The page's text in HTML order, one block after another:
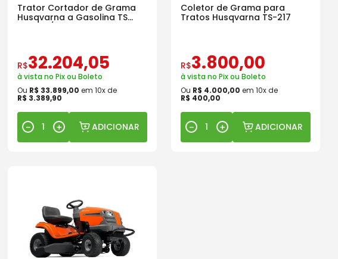
Trator Cortador de Grama
Husqvarna a Gasolina TS
R$32.204,05
à vista no Pix ou Boleto
Ou R$ 33.899,00 em 10x de
R$ 3.389,90
＋
－ ADICIONAR
Coletor de Grama para
Tratos Husqvarna TS-217
R$3.800,00
à vista no Pix ou Boleto
Ou R$ 4.000,00 em 10x de
R$ 400,00
＋
－ ADICIONAR